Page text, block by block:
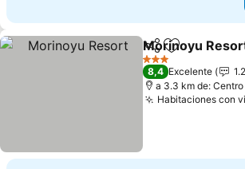
CompartirAgregar a
Morinoyu
3 Estrellas
8,4 Excelente
a 3.3 km de:
Habitaciones con